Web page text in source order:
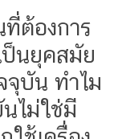
ที่ต้องการ
ป็นยุคสมัย
จุบัน ทำไม
ไม่ใช่มี